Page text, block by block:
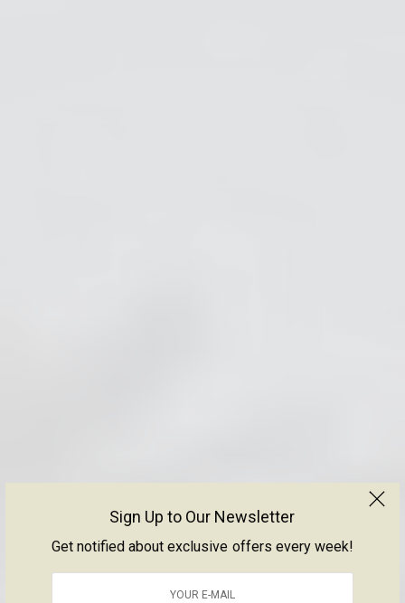
Sign Up to Our Newsletter
Get notified about exclusive offers every week!